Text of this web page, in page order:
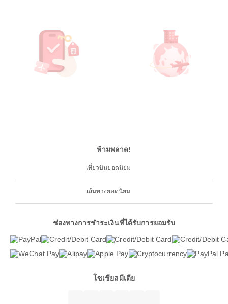
ห้ามพลาด!
เที่ยวบินยอดนิยม
เส้นทางยอดนิยม
ช่องทางการชำระเงินที่ได้รับการยอมรับ
โซเชียลมีเดีย